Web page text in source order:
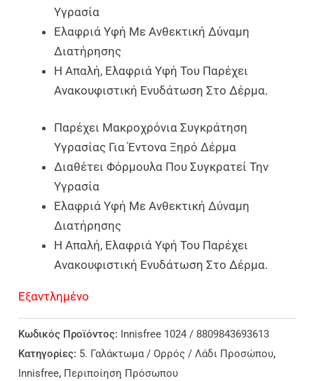
Υγρασία
Ελαφριά Υφή Με Ανθεκτική Δύναμη
Διατήρησης
Η Απαλή, Ελαφριά Υφή Του Παρέχει
Ανακουφιστική Ενυδάτωση Στο Δέρμα.
Παρέχει Μακροχρόνια Συγκράτηση
Υγρασίας Για Έντονα Ξηρό Δέρμα
Διαθέτει Φόρμουλα Που Συγκρατεί Την
Υγρασία
Ελαφριά Υφή Με Ανθεκτική Δύναμη
Διατήρησης
Η Απαλή, Ελαφριά Υφή Του Παρέχει
Ανακουφιστική Ενυδάτωση Στο Δέρμα.
Εξαντλημένο
Κωδικός Προϊόντος: Innisfree 1024 / 8809843693613
Κατηγορίες: 5. Γαλάκτωμα / Ορρός / Λάδι Προσώπου,
Innisfree, Περιποίηση Πρόσωπου